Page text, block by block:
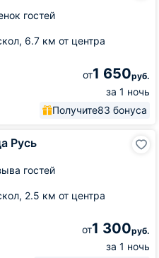
гостей
6.7 км от центра
от1 650руб.
за 1 ночь
Получите83 бонуса
Русь
гостей
2.5 км от центра
от1 300руб.
за 1 ночь